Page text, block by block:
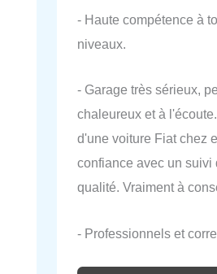
- Haute compétence à
niveaux.
- Garage très sérieux,
chaleureux et à
d'une voiture Fiat chez
confiance avec un suivi
qualité. Vraiment à
- Professionnels et